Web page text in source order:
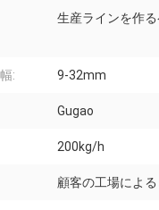
生産ラインを作
: 9-32mm
Gugao
200kg/h
顧客の工場による